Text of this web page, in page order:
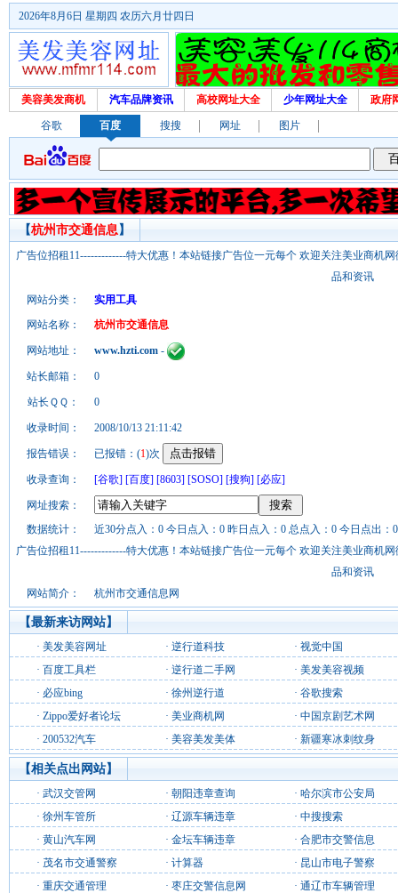
2026年8月6日 星期四 农历六月廿四日
美容美发商机 汽车品牌资讯 高校网址大全 少年网址大全 政府
谷歌 百度 搜搜 网址 图片
【杭州市交通信息】
广告位招租11-------------特大优惠！本站链接广告位一元每个 欢迎关注美业商机
品和资讯
网站分类：
实用工具
网站名称：
杭州市交通信息
网站地址： www.hzti.com -
站长邮箱： 0
站长ＱＱ： 0
收录时间： 2008/10/13 21:11:42
报告错误： 已报错：(1)次
收录查询： [谷歌] [百度] [8603] [SOSO] [搜狗] [必应]
网址搜索：
数据统计：
近30分点入：0 今日点入：0 昨日点入：0 总点入：0 今日点出：
广告位招租11-------------特大优惠！本站链接广告位一元每个 欢迎关注美业商机
品和资讯
网站简介：
杭州市交通信息网
【最新来访网站】
· 美发美容网址 · 逆行道科技 · 视觉中国
· 百度工具栏 · 逆行道二手网 · 美发美容视频
· 必应bing · 徐州逆行道 · 谷歌搜索
· Zippo爱好者论坛 · 美业商机网 · 中国京剧艺术网
· 200532汽车 · 美容美发美体 · 新疆寒冰刺纹身
【相关点出网站】
· 武汉交管网 · 朝阳违章查询 · 哈尔滨市公安局
· 徐州车管所 · 辽源车辆违章 · 中搜搜索
· 黄山汽车网 · 金坛车辆违章 · 合肥市交警信息
· 茂名市交通警察 · 计算器 · 昆山市电子警察
· 重庆交通管理 · 枣庄交警信息网 · 通辽市车辆管理